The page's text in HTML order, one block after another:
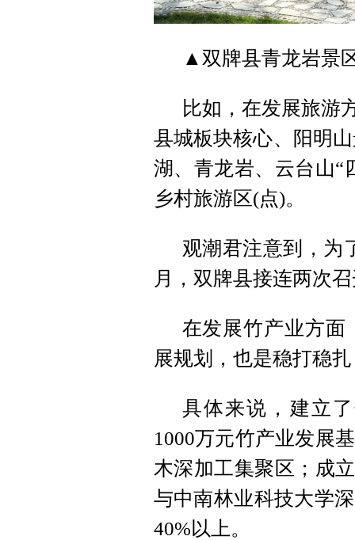
▲双牌县青龙岩景
比如，在发展旅游
县城板块核心、阳明
湖、青龙岩、云台山“
乡村旅游区(点)。
观潮君注意到，为
月，双牌县接连两次
在发展竹产业方面
展规划，也是稳打稳
具体来说，建立
1000万元竹产业发展
木深加工集聚区；成
与中南林业科技大学
40%以上。